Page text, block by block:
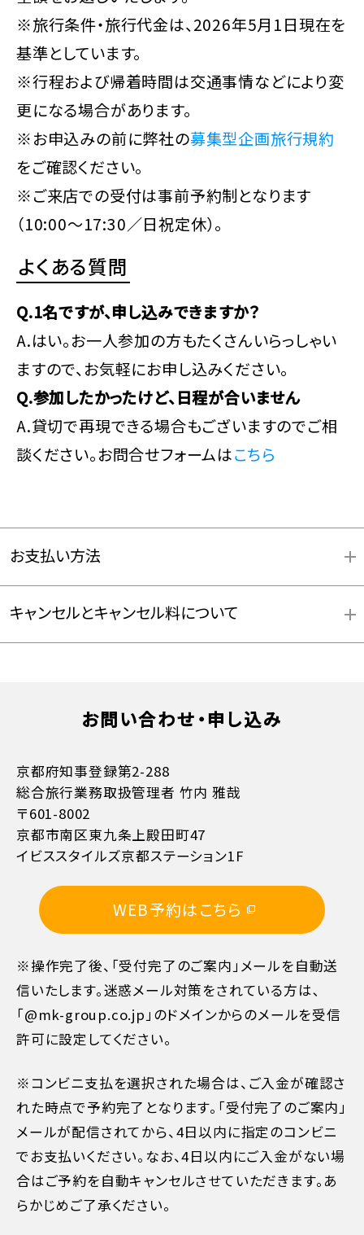
※旅行条件・旅行代金は、2026年5月1日現在を
基準としています。
※行程および帰着時間は交通事情などにより変
更になる場合があります。
※お申込みの前に弊社の募集型企画旅行規約
をご確認ください。
※ご来店での受付は事前予約制となります
（10:00～17:30／日祝定休）。
よくある質問
Q.1名ですが、申し込みできますか？
A.はい。お一人参加の方もたくさんいらっしゃい
ますので、お気軽にお申し込みください。
Q.参加したかったけど、日程が合いません
A.貸切で再現できる場合もございますのでご相
談ください。お問合せフォームはこちら
お支払い方法
キャンセルとキャンセル料について
お問い合わせ・申し込み
京都府知事登録第2-288
総合旅行業務取扱管理者 竹内 雅哉
〒601-8002
京都市南区東九条上殿田町47
イビススタイルズ京都ステーション1F
WEB予約はこちら
※操作完了後、「受付完了のご案内」メールを自動送
信いたします。迷惑メール対策をされている方は､
「@mk-group.co.jp」のドメインからのメールを受信
許可に設定してください。
※コンビニ支払を選択された場合は、ご入金が確認さ
れた時点で予約完了となります。「受付完了のご案内」
メールが配信されてから、4日以内に指定のコンビニ
でお支払いください。なお、4日以内にご入金がない場
合はご予約を自動キャンセルさせていただきます。あ
らかじめご了承ください。